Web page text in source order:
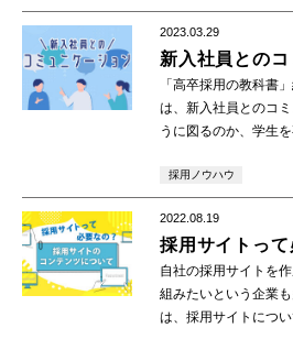
は、理解し […]
2023.03.29
新入社員との
「高卒採用の教科書
は、新入社員とのコ
うに図るのか、学生
なコミュニケーショ
か、を世代や […]
採用ノウハウ
2022.08.19
採用サイトっ
イトのコンテ
自社の採用サイトを
組みたいという企業
は、採用サイトにつ